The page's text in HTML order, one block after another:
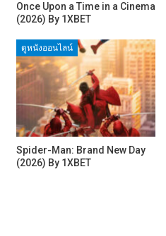
Once Upon a Time in a Cinema
(2026) By 1XBET
ดูหนังออนไลน์
Spider-Man: Brand New Day
(2026) By 1XBET